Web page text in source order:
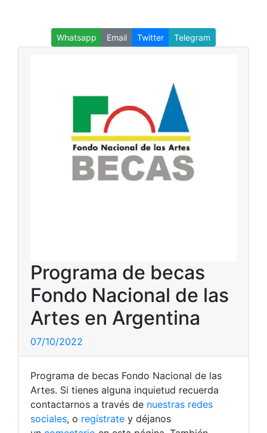
Whatsapp Email Twitter Telegram
Programa de becas
Fondo Nacional de las
Artes en Argentina
07/10/2022
Programa de becas Fondo Nacional de las
Artes. Si tienes alguna inquietud recuerda
contactarnos a través de nuestras redes
sociales, o regístrate y déjanos